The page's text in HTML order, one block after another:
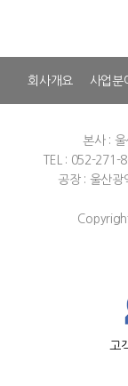
회사개요 사업분
본사 :
TEL : 052-
공장 : 울산
고